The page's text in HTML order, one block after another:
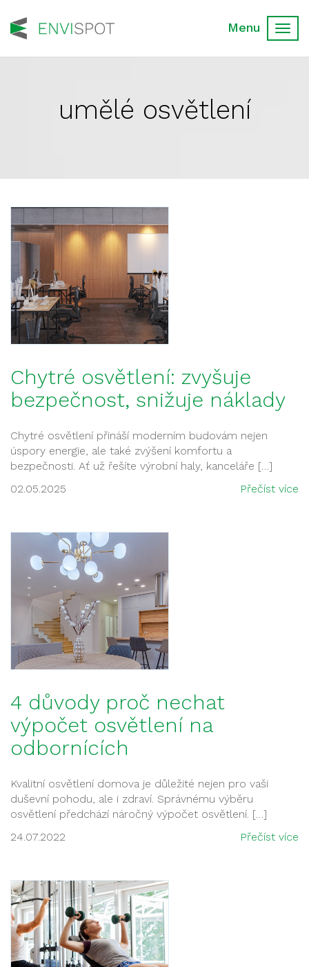
umělé osvětlení
Chytré osvětlení: zvyšuje
bezpečnost, snižuje náklady
Chytré osvětlení přináší moderním budovám nejen
úspory energie, ale také zvýšení komfortu a
bezpečnosti. Ať už řešíte výrobní haly, kanceláře […]
02.05.2025
Přečíst více
4 důvody proč nechat
výpočet osvětlení na
odbornících
Kvalitní osvětlení domova je důležité nejen pro vaši
duševní pohodu, ale i zdraví. Správnému výběru
osvětlení předchází náročný výpočet osvětlení. […]
24.07.2022
Přečíst více